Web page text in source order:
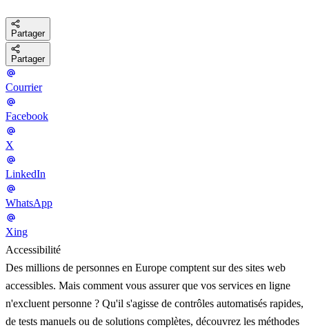
Partager
Partager
Courrier
Facebook
X
LinkedIn
WhatsApp
Xing
Accessibilité
Des millions de personnes en Europe comptent sur des sites web
accessibles. Mais comment vous assurer que vos services en ligne
n'excluent personne ? Qu'il s'agisse de contrôles automatisés rapides,
de tests manuels ou de solutions complètes, découvrez les méthodes